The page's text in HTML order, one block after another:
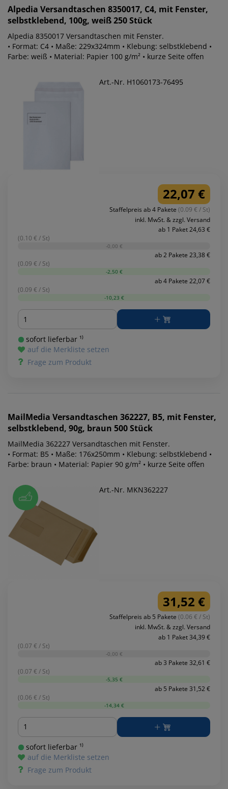
Alpedia Versandtaschen 8350017, C4, mit Fenster,
selbstklebend, 100g, weiß 250 Stück
Alpedia 8350017 Versandtaschen mit Fenster.
• Format: C4 • Maße: 229x324mm • Klebung: selbstklebend •
Farbe: weiß • Material: Papier 100 g/m² • kurze Seite offen
Art.-Nr. H1060173-76495
22,07 €
Staffelpreis ab 4 Pakete (0.09 € / St)
inkl. MwSt. & zzgl. Versand
ab 1 Paket 24,63 €
(0.10 € / St)
-0,00 €
ab 2 Pakete 23,38 €
(0.09 € / St)
-2,50 €
ab 4 Pakete 22,07 €
(0.09 € / St)
-10,23 €
Menge
sofort lieferbar ¹⁾
auf die Merkliste setzen
Frage zum Produkt
MailMedia Versandtaschen 362227, B5, mit Fenster,
selbstklebend, 90g, braun 500 Stück
MailMedia 362227 Versandtaschen mit Fenster.
• Format: B5 • Maße: 176x250mm • Klebung: selbstklebend •
Farbe: braun • Material: Papier 90 g/m² • kurze Seite offen
Art.-Nr. MKN362227
31,52 €
Staffelpreis ab 5 Pakete (0.06 € / St)
inkl. MwSt. & zzgl. Versand
ab 1 Paket 34,39 €
(0.07 € / St)
-0,00 €
ab 3 Pakete 32,61 €
(0.07 € / St)
-5,35 €
ab 5 Pakete 31,52 €
(0.06 € / St)
-14,34 €
Menge
sofort lieferbar ¹⁾
auf die Merkliste setzen
Frage zum Produkt